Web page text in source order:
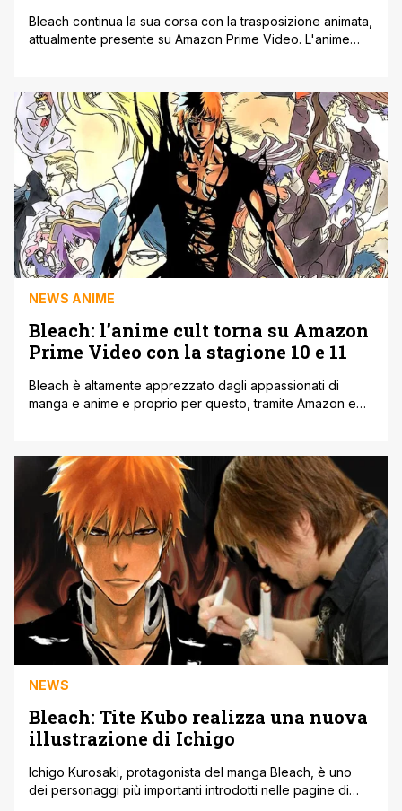
Bleach continua la sua corsa con la trasposizione animata,
attualmente presente su Amazon Prime Video. L'anime
appassionato del manga e appunto dell'anime.
Nonostante tutto però, tutto il globo attende la prossima
serie dedicata all'anime di Bleach: [']
NEWS ANIME
Bleach: l’anime cult torna su Amazon
Prime Video con la stagione 10 e 11
Bleach è altamente apprezzato dagli appassionati di
manga e anime e proprio per questo, tramite Amazon e
piattaforma streaming. Da ieri infatti, è disponibile per tutti
gli appassionati il seguito della famigerata saga partorita
dalla mente di Tite [']
NEWS
Bleach: Tite Kubo realizza una nuova
illustrazione di Ichigo
Ichigo Kurosaki, protagonista del manga Bleach, è uno
dei personaggi più importanti introdotti nelle pagine di